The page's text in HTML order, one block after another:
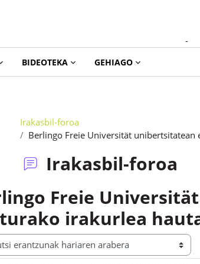
-
BIDEOTEKA GEHIAGO
Irakasbil-foroa
Berlingo Freie Universität
Irakasbil-foroa
Freie
irakurlea
modua